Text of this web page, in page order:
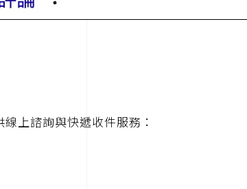
上諮詢與快遞收件服務：